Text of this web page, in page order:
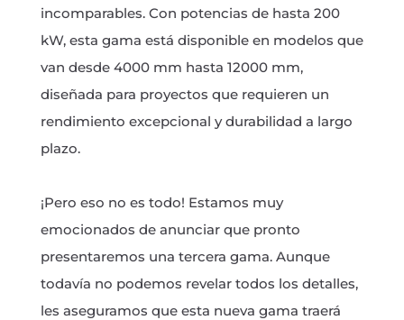
incomparables. Con potencias de hasta 200
kW, esta gama está disponible en modelos que
van desde 4000 mm hasta 12000 mm,
diseñada para proyectos que requieren un
rendimiento excepcional y durabilidad a largo
plazo.
¡Pero eso no es todo! Estamos muy
emocionados de anunciar que pronto
presentaremos una tercera gama. Aunque
todavía no podemos revelar todos los detalles,
les aseguramos que esta nueva gama traerá